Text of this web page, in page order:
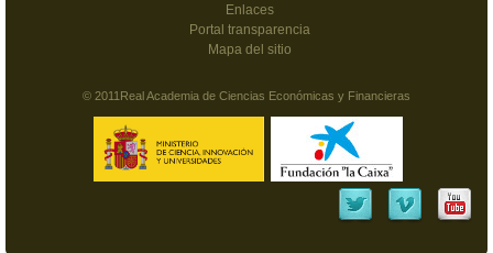
Enlaces
Portal transparencia
Mapa del sitio
© 2011Real Academia de Ciencias Económicas y Financieras